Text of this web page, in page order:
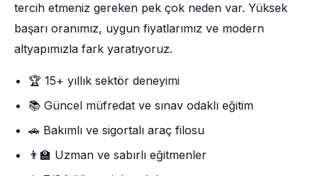
tercih etmeniz gereken pek çok neden var. Yüksek
başarı oranımız, uygun fiyatlarımız ve modern
altyapımızla fark yaratıyoruz.
🏆 15+ yıllık sektör deneyimi
📚 Güncel müfredat ve sınav odaklı eğitim
🚗 Bakımlı ve sigortalı araç filosu
👨‍🏫 Uzman ve sabırlı eğitmenler